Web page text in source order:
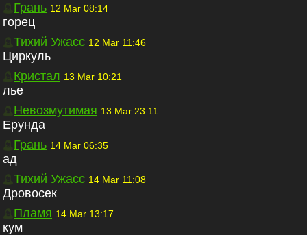
Грань 12 Mar 08:14
горец
Тихий Ужасс 12 Mar 11:46
Циркуль
Кристал 13 Mar 10:21
лье
Невозмутимая 13 Mar 23:11
Ерунда
Грань 14 Mar 06:35
ад
Тихий Ужасс 14 Mar 11:08
Дровосек
Пламя 14 Mar 13:17
кум